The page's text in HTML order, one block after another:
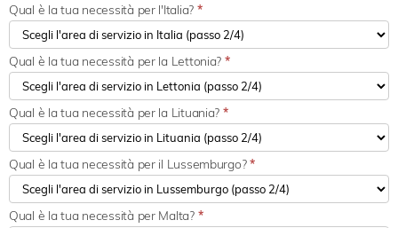
Qual è la tua necessità per l'Italia? *
Qual è la tua necessità per la Lettonia? *
Qual è la tua necessità per la Lituania? *
Qual è la tua necessità per il Lussemburgo?*
Qual è la tua necessità per Malta? *